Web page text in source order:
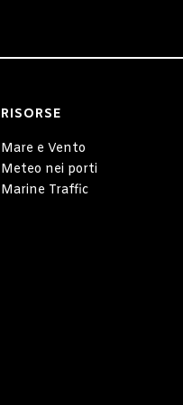
RISORSE
Mare e Vento
Meteo nei porti
Marine Traffic